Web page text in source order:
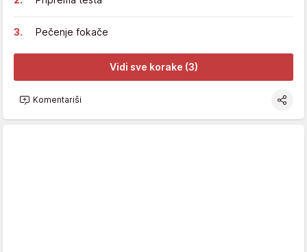
Pečenje fokače
Vidi sve korake (3)
Komentariši